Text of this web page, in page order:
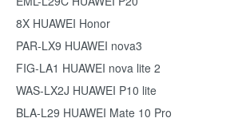
8X HUAWEI Honor
PAR-LX9 HUAWEI nova3
FIG-LA1 HUAWEI nova lite 2
WAS-LX2J HUAWEI P10 lite
BLA-L29 HUAWEI Mate 10 Pro